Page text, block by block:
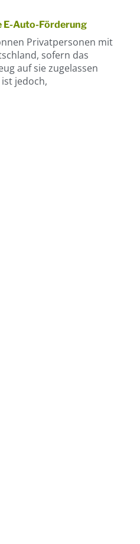
E-Auto-Förderung
Privatpersonen mit
sofern das
auf sie zugelassen
jedoch,